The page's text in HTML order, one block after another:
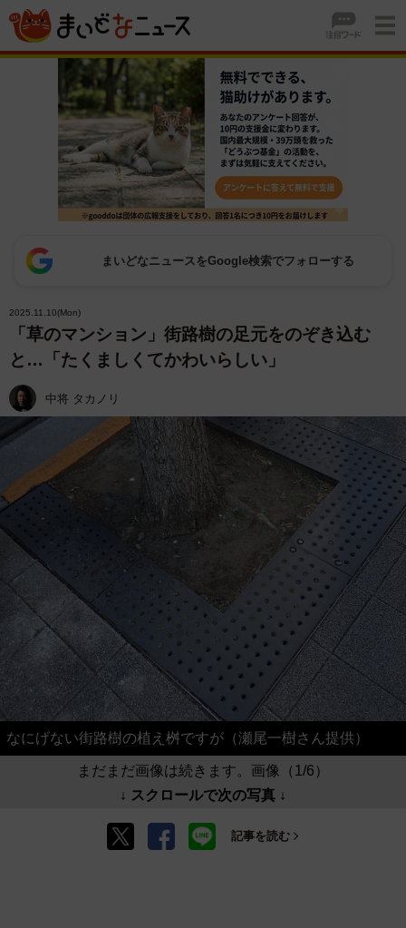
まいどなニュースをGoogle検索でフォローする
2025.11.10(Mon)
「草のマンション」街路樹の足元をのぞき込む
と…「たくましくてかわいらしい」
中将 タカノリ
なにげない街路樹の植え桝ですが（瀬尾一樹さん提供）
まだまだ画像は続きます。画像（1/6）
↓ スクロールで次の写真 ↓
記事を読む